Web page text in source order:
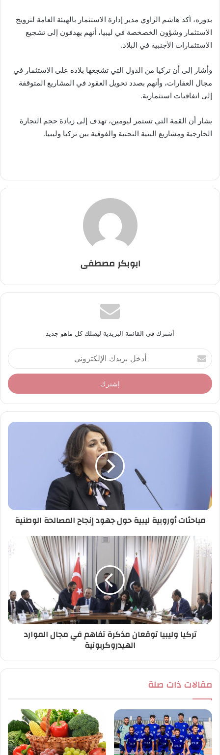
بدوره، أكد هاشم الزاوي مدير إدارة الاستثمار بالهيئة العامة لترويج
الاستثمار وشؤون الخصخصة في ليبيا، أنهم يهدفون إلى تشجيع
الاستثمارات الأجنبية في البلاد.
وأشار إلى أن تركيا من الدول التي تشجعها بلاده على الاستثمار في
مجال العقارات، وأنهم بصدد تحويل العقود في المشاريع المتوقفة
إلى اتفاقيات استثمارية.
يشار أن القمة التي تستمر ليومين، تهدف إلى زيادة حجم التجارة
الخارجية ومشاريع البنية التحتية والفوقية بين تركيا وليبيا.
ابوبكر مصطفى
أشترك في القائمة البريدية ليصلك كل ماهو جديد
أ
د
خ
ل
ر
د
ك
ت
ر
مباحثات أوروبية ليبية حول جهود إنجاح المصالحة الوطنية
تركيا وليبيا توقعان مذكرة تفاهم في مجال الموارد
الهيدروكربونية
مقالات ذات صلة